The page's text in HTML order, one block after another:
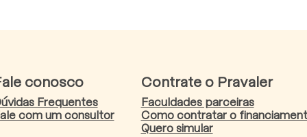
conosco
Frequentes
com um consultor
Contrate o Pravaler
Faculdades parceiras
Como contratar o
Quero simular